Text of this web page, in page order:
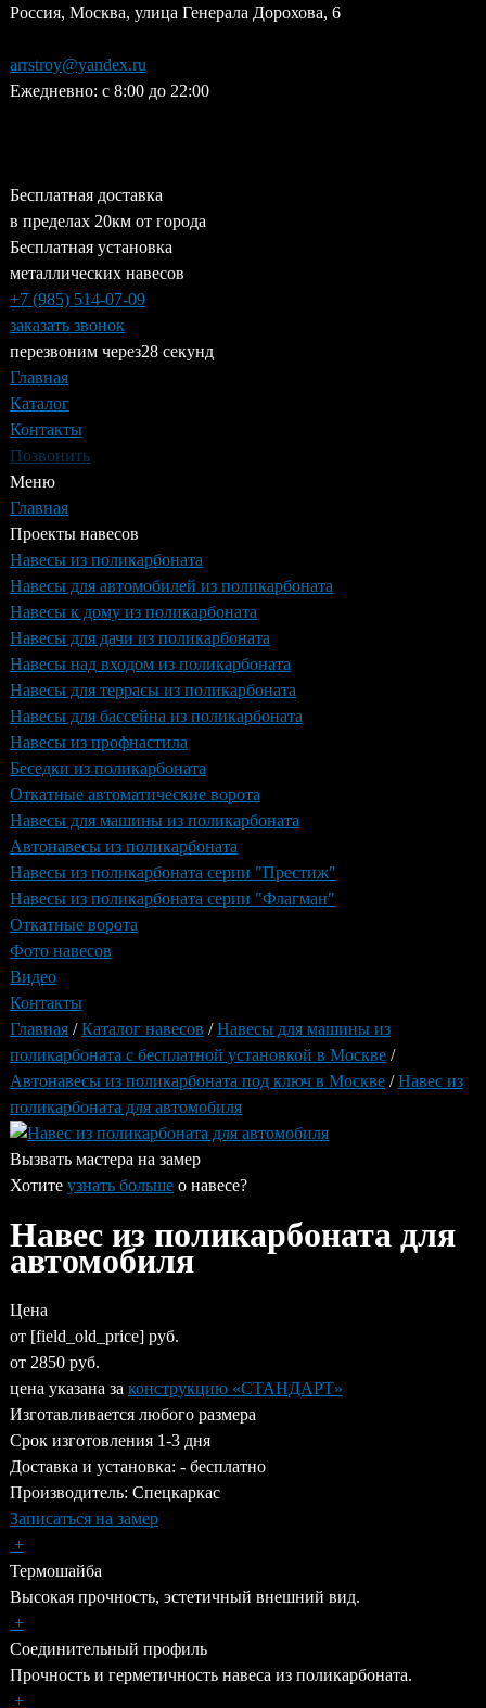
Jump
navigation
Россия, Москва, улица Генерала Дорохова, 6
arrstroy@yandex.ru
Ежедневно: с 8:00 до 22:00
Бесплатная доставка
в пределах 20км от города
Бесплатная установка
металлических навесов
+7 (985) 514-07-09
заказать звонок
перезвоним через28 секунд
Главная
Каталог
Контакты
Позвонить
Меню
Главная
Проекты навесов
Навесы из поликарбоната
Навесы для автомобилей из поликарбоната
Навесы к дому из поликарбоната
Навесы для дачи из поликарбоната
Навесы над входом из поликарбоната
Навесы для террасы из поликарбоната
Навесы для бассейна из поликарбоната
Навесы из профнастила
Беседки из поликарбоната
Откатные автоматические ворота
Навесы для машины из поликарбоната
Автонавесы из поликарбоната
Навесы из поликарбоната серии "Престиж"
Навесы из поликарбоната серии "Флагман"
Откатные ворота
Фото навесов
Видео
Контакты
Вы
здесь
Главная / Каталог навесов / Навесы для машины из
поликарбоната с бесплатной установкой в Москве /
Автонавесы из поликарбоната под ключ в Москве / Навес из
поликарбоната для автомобиля
Вызвать мастера на замер
Хотите узнать большео навесе?
Навес из поликарбоната для
автомобиля
Цена
от [field_old_price] руб.
от 2850руб.
цена указана за конструкцию «СТАНДАРТ»
Изготавливается любого размера
Срок изготовления 1-3 дня
Доставка и установка: - бесплатно
Производитель: Спецкаркас
Записаться на замер
+
Термошайба
Высокая прочность, эстетичный внешний вид.
+
Соединительный профиль
Прочность и герметичность навеса из поликарбоната.
+